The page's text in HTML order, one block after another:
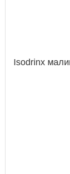
Isodrinx